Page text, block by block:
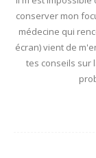
conserver mon
médecine qui
écran) vient de
tes conseils sur